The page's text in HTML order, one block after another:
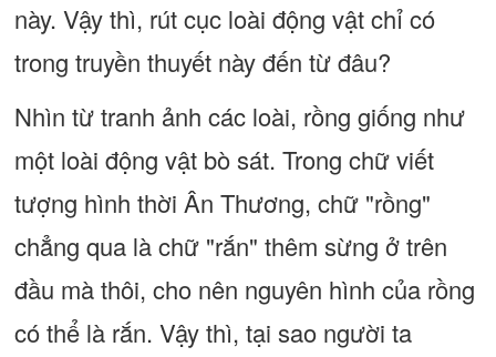
này. Vậy thì, rút cục loài động vật chỉ có
trong truyền thuyết này đến từ đâu?
Nhìn từ tranh ảnh các loài, rồng giống như
một loài động vật bò sát. Trong chữ viết
tượng hình thời Ân Thương, chữ "rồng"
chẳng qua là chữ "rắn" thêm sừng ở trên
đầu mà thôi, cho nên nguyên hình của rồng
có thể là rắn. Vậy thì, tại sao người ta